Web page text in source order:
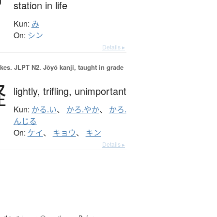
station in life
Kun: み
On: シン
Details ▸
JLPT N2. Jōyō kanji, taught in grade
lightly, trifling, unimportant
Kun: かる.い、 かろ.やか、 かろ.
んじる
On: ケイ、 キョウ、 キン
Details ▸